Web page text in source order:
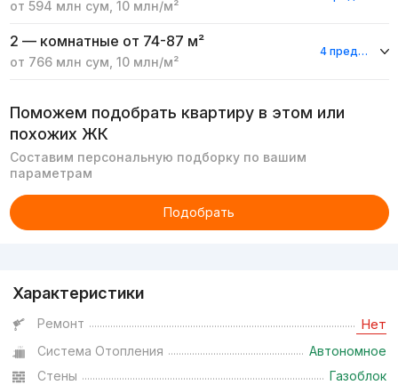
от 594 млн сум 10 млн/м²
2 — комнатные от 74-87 м²
от 766 млн сум 10 млн/м²
4 предложения
Поможем подобрать квартиру в этом или
похожих ЖК
Составим персональную подборку по вашим
параметрам
Подобрать
Характеристики
Ремонт Нет
Система Отопления
Автономное
Стены
Газоблок